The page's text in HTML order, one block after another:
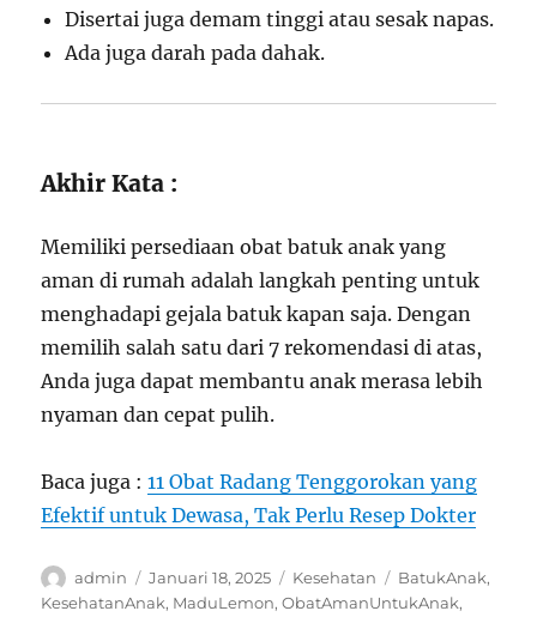
Disertai juga demam tinggi atau sesak napas.
Ada juga darah pada dahak.
Akhir Kata :
Memiliki persediaan obat batuk anak yang
aman di rumah adalah langkah penting untuk
menghadapi gejala batuk kapan saja. Dengan
memilih salah satu dari 7 rekomendasi di atas,
Anda juga dapat membantu anak merasa lebih
nyaman dan cepat pulih.
Baca juga :11 Obat Radang Tenggorokan yang
Efektif untuk Dewasa, Tak Perlu Resep Dokter
Author
admin
Posted
on
Januari 18, 2025 Categories
Kesehatan Tags
BatukAnak,
KesehatanAnak, MaduLemon,ObatAmanUntukAnak,